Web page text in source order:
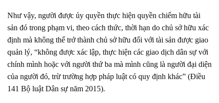
Như vậy, người được ủy quyền thực hiện quyền chiếm hữu tài
sản đó trong phạm vi, theo cách thức, thời hạn do chủ sở hữu xác
định mà không thể trở thành chủ sở hữu đối với tài sản được giao
quản lý, “không được xác lập, thực hiện các giao dịch dân sự với
chính mình hoặc với người thứ ba mà mình cũng là người đại diện
của người đó, trừ trường hợp pháp luật có quy định khác” (Điều
141 Bộ luật Dân sự năm 2015).